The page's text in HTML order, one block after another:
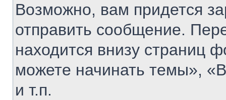
Возможно, вам придется
отправить сообщение.
находится внизу
можете начинать темы»,
и т.п.